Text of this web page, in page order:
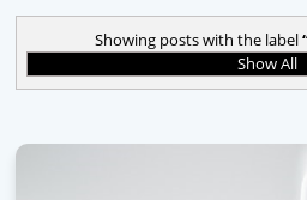
Showing posts with the label
Show All